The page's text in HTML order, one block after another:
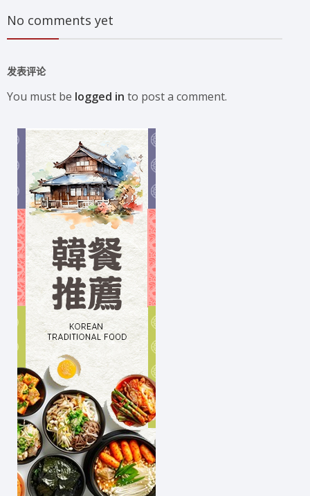
No comments yet
发表评论
You must be logged in to post a comment.